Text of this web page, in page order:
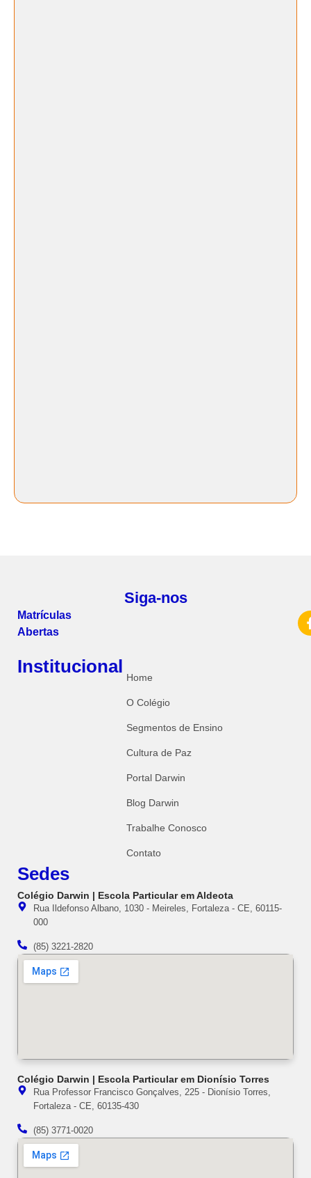
Matrículas
Abertas
Siga-nos
Institucional
Home
O Colégio
Segmentos de Ensino
Cultura de Paz
Portal Darwin
Blog Darwin
Trabalhe Conosco
Contato
Sedes
Colégio Darwin | Escola Particular em Aldeota
Rua Ildefonso Albano, 1030 - Meireles, Fortaleza - CE, 60115-
000
(85) 3221-2820
Colégio Darwin | Escola Particular em Dionísio Torres
Rua Professor Francisco Gonçalves, 225 - Dionísio Torres,
Fortaleza - CE, 60135-430
(85) 3771-0020